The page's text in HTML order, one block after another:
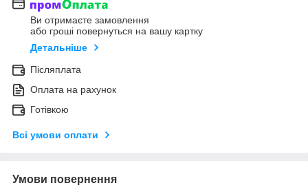
Ви отримаєте замовлення
або гроші повернуться на вашу картку
Детальніше
Післяплата
Оплата на рахунок
Готівкою
Всі умови оплати
Умови повернення